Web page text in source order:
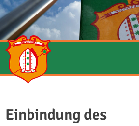
Einbindung des